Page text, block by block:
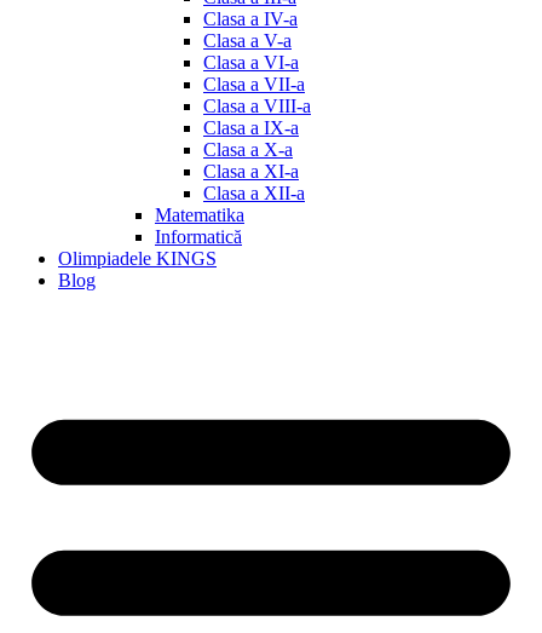
Clasa a IV-a
Clasa a V-a
Clasa a VI-a
Clasa a VII-a
Clasa a VIII-a
Clasa a IX-a
Clasa a X-a
Clasa a XI-a
Clasa a XII-a
Matematika
Informatică
Olimpiadele KINGS
Blog